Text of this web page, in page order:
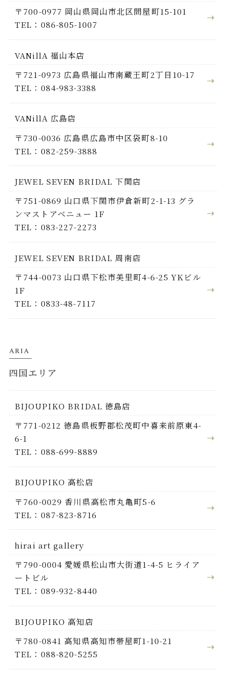
〒700-0977 岡山県岡山市北区問屋町15-101
TEL：086-805-1007
VANillA 福山本店
〒721-0973 広島県福山市南蔵王町2丁目10-17
TEL：084-983-3388
VANillA 広島店
〒730-0036 広島県広島市中区袋町8-10
TEL：082-259-3888
JEWEL SEVEN BRIDAL 下関店
〒751-0869 山口県下関市伊倉新町2-1-13 グラ
ンマストアベニュー 1F
TEL：083-227-2273
JEWEL SEVEN BRIDAL 周南店
〒744-0073 山口県下松市美里町4-6-25 YKビル
1F
TEL：0833-48-7117
ARIA
四国エリア
BIJOUPIKO BRIDAL 徳島店
〒771-0212 徳島県板野郡松茂町中喜来前原東4-
6-1
TEL：088-699-8889
BIJOUPIKO 高松店
〒760-0029 香川県高松市丸亀町5-6
TEL：087-823-8716
hirai art gallery
〒790-0004 愛媛県松山市大街道1-4-5 ヒライア
ートビル
TEL：089-932-8440
BIJOUPIKO 高知店
〒780-0841 高知県高知市帯屋町1-10-21
TEL：088-820-5255